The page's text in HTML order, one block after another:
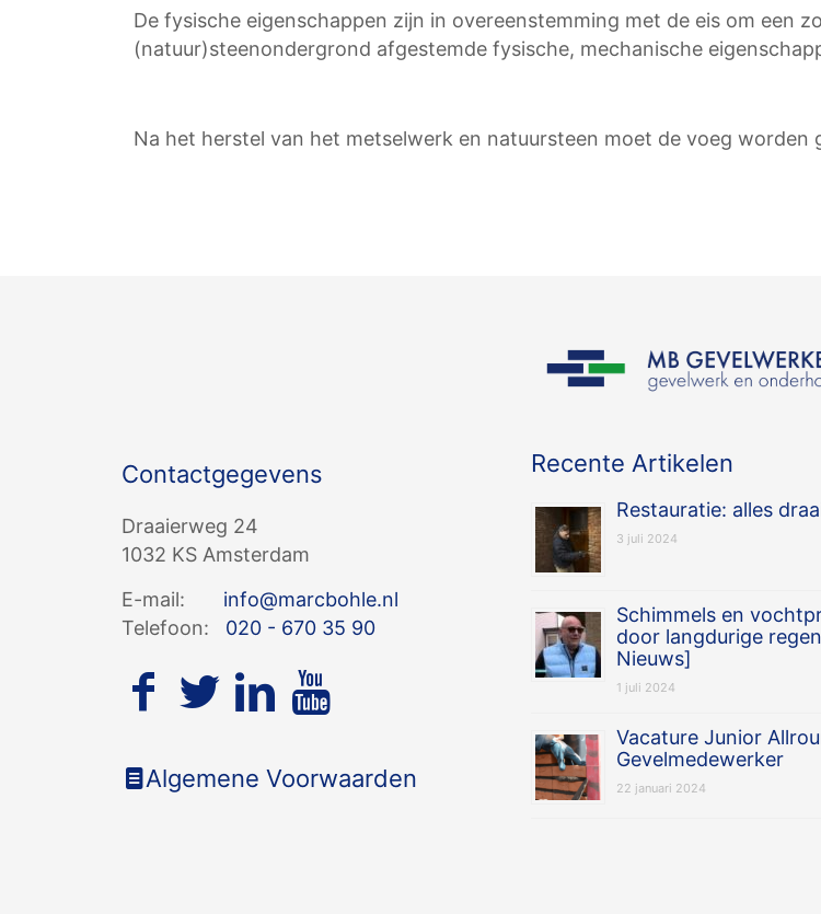
De fysische eigenschappen zijn in overeenstemming met de eis om een
(natuur)steenondergrond afgestemde fysische, mechanische
Na het herstel van het metselwerk en natuursteen moet de voeg worden
Contactgegevens
Draaierweg 24
1032 KS Amsterdam
E-mail: info@marcbohle.nl
Telefoon: 020 - 670 35 90
Algemene Voorwaarden
Recente Artikelen
Restauratie: alles
3 juli 2024
Schimmels en
door langdurige
Nieuws]
1 juli 2024
Vacature Junior
Gevelmedewerker
22 januari 2024